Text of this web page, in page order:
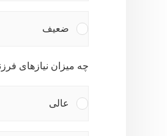
ضعیف
چه میزان نیازهای
عالی